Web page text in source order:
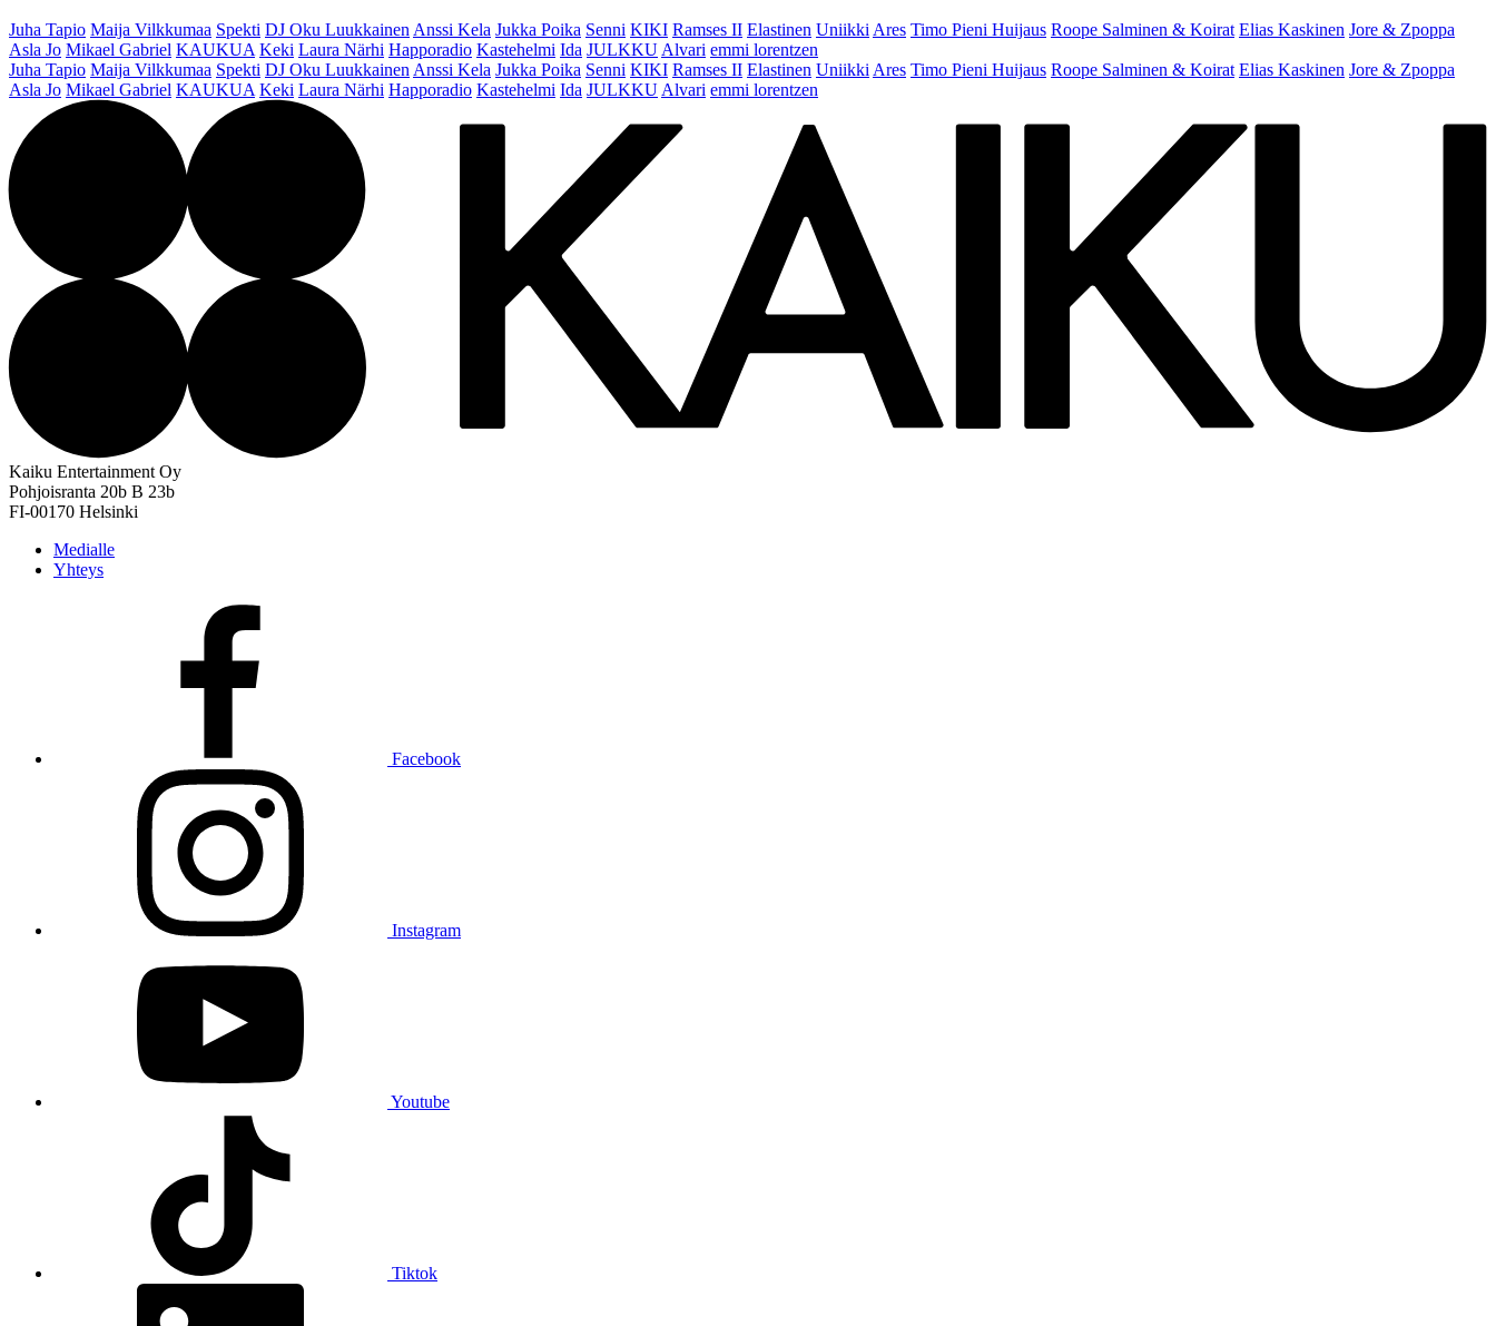
Juha Tapio Maija Vilkkumaa Spekti DJ Oku Luukkainen Anssi Kela Jukka Poika Senni KIKI Ramses II Elastinen Uniikki Ares Timo Pieni Huijaus Roope Salminen & Koirat Elias Kaskinen Jore & Zpoppa
Asla Jo Mikael Gabriel KAUKUA Keki Laura Närhi Happoradio Kastehelmi Ida JULKKU Alvari emmi lorentzen
Juha Tapio Maija Vilkkumaa Spekti DJ Oku Luukkainen Anssi Kela Jukka Poika Senni KIKI Ramses II Elastinen Uniikki Ares Timo Pieni Huijaus Roope Salminen & Koirat Elias Kaskinen Jore & Zpoppa
Asla Jo Mikael Gabriel KAUKUA Keki Laura Närhi Happoradio Kastehelmi Ida JULKKU Alvari emmi lorentzen
Kaiku Entertainment Oy
Pohjoisranta 20b B 23b
FI-00170 Helsinki
Medialle
Yhteys
Facebook
Instagram
Youtube
Tiktok